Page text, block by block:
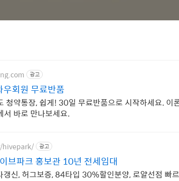
광고
회원 무료반품
청약통장, 쉽게! 30일 무료반품으로 시작하세요. 이
서 바로 만나보세요.
hivepark/ 광고
브파크 홍보관 10년 전세임대
신, 허그보증, 84타입 30%할인분양, 로얄선점 빠